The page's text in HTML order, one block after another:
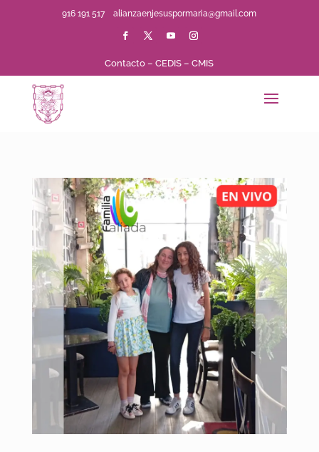
916 191 517alianzaenjesuspormaria@gmail.com
Contacto –CEDIS –CMIS